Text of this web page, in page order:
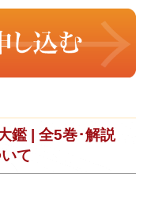
鑑 | 全5巻･解説
て